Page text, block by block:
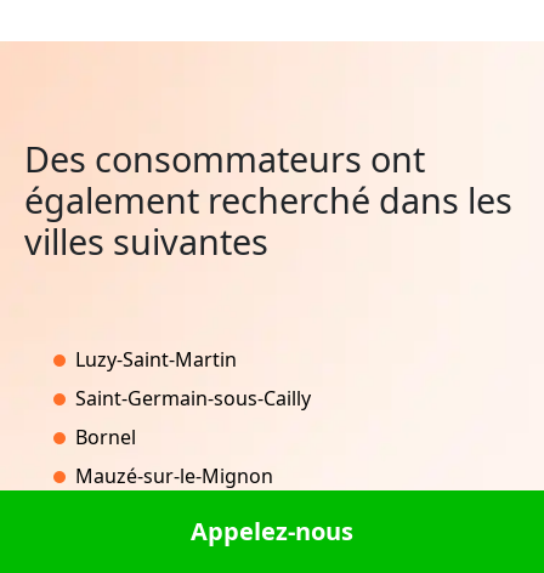
Des consommateurs ont
également recherché dans les
villes suivantes
Luzy-Saint-Martin
Saint-Germain-sous-Cailly
Bornel
Mauzé-sur-le-Mignon
Appelez-nous